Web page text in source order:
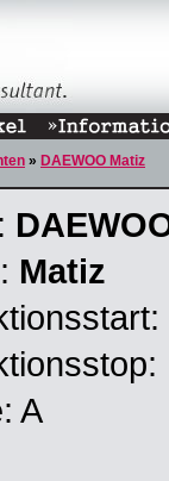
» DAEWOO Matiz
Matiz
A